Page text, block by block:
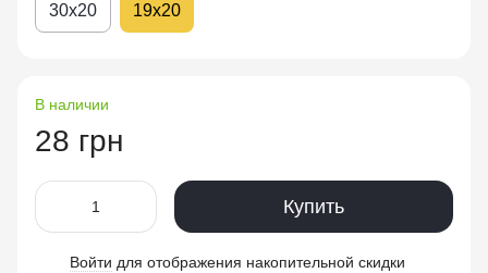
30х20 19х20
В наличии
28 грн
Купить
Войти для отображения накопительной скидки